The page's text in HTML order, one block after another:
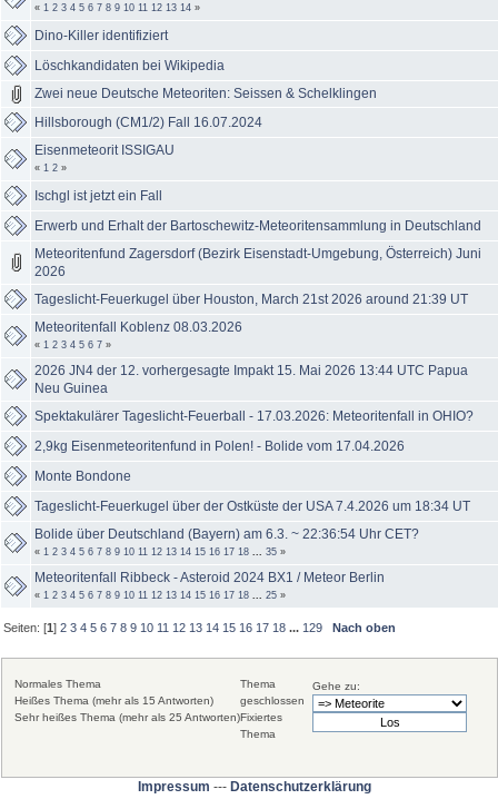
« 1 2 3 4 5 6 7 8 9 10 11 12 13 14 »
Dino-Killer identifiziert
Löschkandidaten bei Wikipedia
Zwei neue Deutsche Meteoriten: Seissen & Schelklingen
Hillsborough (CM1/2) Fall 16.07.2024
Eisenmeteorit ISSIGAU
« 1 2 »
Ischgl ist jetzt ein Fall
Erwerb und Erhalt der Bartoschewitz-Meteoritensammlung in Deutschland
Meteoritenfund Zagersdorf (Bezirk Eisenstadt-Umgebung, Österreich) Juni
2026
Tageslicht-Feuerkugel über Houston, March 21st 2026 around 21:39 UT
Meteoritenfall Koblenz 08.03.2026
« 1 2 3 4 5 6 7 »
2026 JN4 der 12. vorhergesagte Impakt 15. Mai 2026 13:44 UTC Papua
Neu Guinea
Spektakulärer Tageslicht-Feuerball - 17.03.2026: Meteoritenfall in OHIO?
2,9kg Eisenmeteoritenfund in Polen! - Bolide vom 17.04.2026
Monte Bondone
Tageslicht-Feuerkugel über der Ostküste der USA 7.4.2026 um 18:34 UT
Bolide über Deutschland (Bayern) am 6.3. ~ 22:36:54 Uhr CET?
« 1 2 3 4 5 6 7 8 9 10 11 12 13 14 15 16 17 18 ... 35 »
Meteoritenfall Ribbeck - Asteroid 2024 BX1 / Meteor Berlin
« 1 2 3 4 5 6 7 8 9 10 11 12 13 14 15 16 17 18 ... 25 »
Seiten: [1]2 3 4 5 6 7 8 9 10 11 12 13 14 15 16 17 18 ... 129 Nach oben
Gehe zu:
Normales Thema
Heißes Thema (mehr als 15 Antworten)
Sehr heißes Thema (mehr als 25 Antworten)
Thema
geschlossen
Fixiertes
Thema
Impressum --- Datenschutzerklärung